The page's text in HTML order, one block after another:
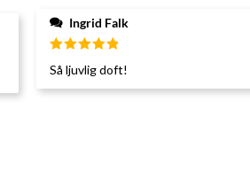
Ingrid Falk
5av 5
Så ljuvlig doft!